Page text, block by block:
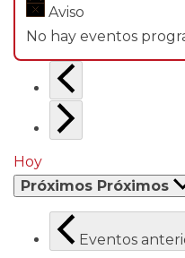
Aviso
No hay eventos
Hoy
Próximos Próximos
Eventos